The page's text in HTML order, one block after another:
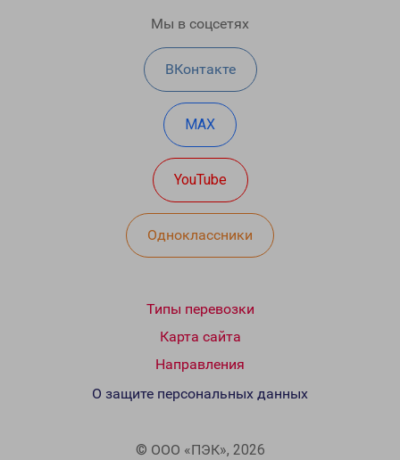
Мы в соцсетях
ВКонтакте
MAX
YouTube
Одноклассники
Типы перевозки
Карта сайта
Направления
© ООО «ПЭК», 2026
О защите персональных данных